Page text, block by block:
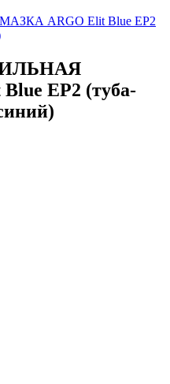
ARGO Elit Blue EP2
EP2 (туба-